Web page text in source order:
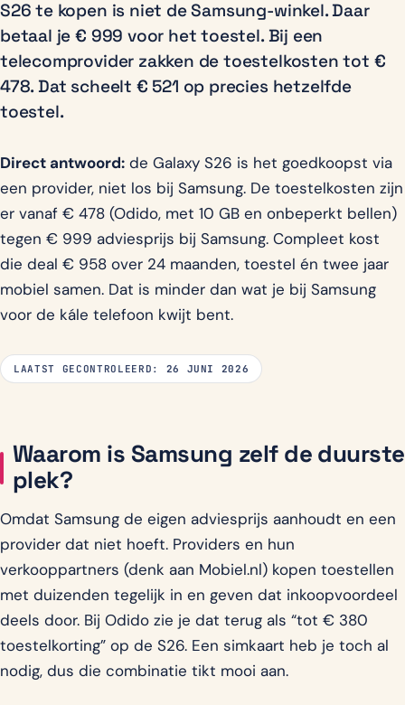
S26 te kopen is niet de Samsung-winkel. Daar
betaal je € 999 voor het toestel. Bij een
telecomprovider zakken de toestelkosten tot €
478. Dat scheelt € 521 op precies hetzelfde
toestel.
Direct antwoord: de Galaxy S26 is het goedkoopst via
een provider, niet los bij Samsung. De toestelkosten zijn
er vanaf € 478 (Odido, met 10 GB en onbeperkt bellen)
tegen € 999 adviesprijs bij Samsung. Compleet kost
die deal € 958 over 24 maanden, toestel én twee jaar
mobiel samen. Dat is minder dan wat je bij Samsung
voor de kále telefoon kwijt bent.
LAATST GECONTROLEERD: 26 JUNI 2026
Waarom is Samsung zelf de duurste
plek?
Omdat Samsung de eigen adviesprijs aanhoudt en een
provider dat niet hoeft. Providers en hun
verkooppartners (denk aan Mobiel.nl) kopen toestellen
met duizenden tegelijk in en geven dat inkoopvoordeel
deels door. Bij Odido zie je dat terug als “tot € 380
toestelkorting” op de S26. Een simkaart heb je toch al
nodig, dus die combinatie tikt mooi aan.